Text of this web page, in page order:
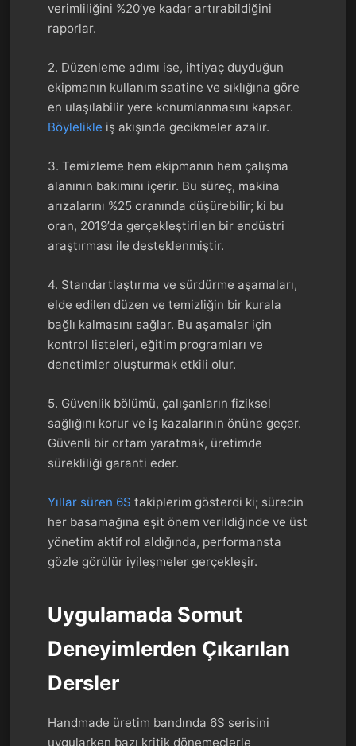
verimliliğini %20’ye kadar artırabildiğini
raporlar.
2. Düzenleme adımı ise, ihtiyaç duyduğun
ekipmanın kullanım saatine ve sıklığına göre
en ulaşılabilir yere konumlanmasını kapsar.
Böylelikle iş akışında gecikmeler azalır.
3. Temizleme hem ekipmanın hem çalışma
alanının bakımını içerir. Bu süreç, makina
arızalarını %25 oranında düşürebilir; ki bu
oran, 2019’da gerçekleştirilen bir endüstri
araştırması ile desteklenmiştir.
4. Standartlaştırma ve sürdürme aşamaları,
elde edilen düzen ve temizliğin bir kurala
bağlı kalmasını sağlar. Bu aşamalar için
kontrol listeleri, eğitim programları ve
denetimler oluşturmak etkili olur.
5. Güvenlik bölümü, çalışanların fiziksel
sağlığını korur ve iş kazalarının önüne geçer.
Güvenli bir ortam yaratmak, üretimde
sürekliliği garanti eder.
Yıllar süren 6S takiplerim gösterdi ki; sürecin
her basamağına eşit önem verildiğinde ve üst
yönetim aktif rol aldığında, performansta
gözle görülür iyileşmeler gerçekleşir.
Uygulamada Somut
Deneyimlerden Çıkarılan
Dersler
Handmade üretim bandında 6S serisini
uygularken bazı kritik dönemeçlerle